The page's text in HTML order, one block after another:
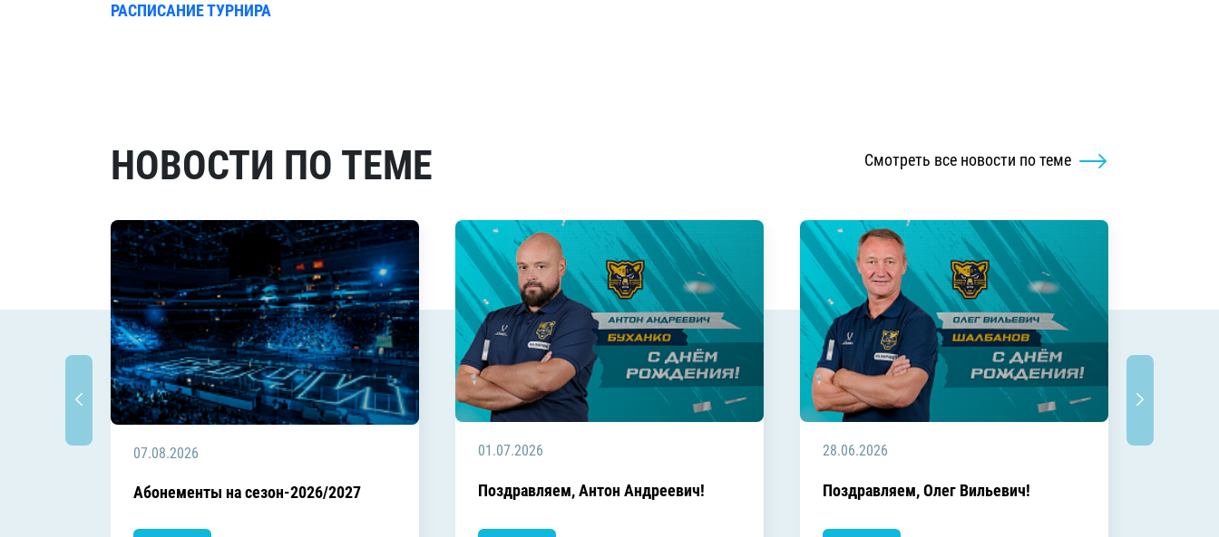
РАСПИСАНИЕ ТУРНИРА
НОВОСТИ ПО ТЕМЕ Смотреть все новости по теме
07.08.2026
Абонементы на сезон-2026/2027
01.07.2026
Поздравляем, Антон Андреевич!
28.06.2026
Поздравляем, Олег Вильевич!